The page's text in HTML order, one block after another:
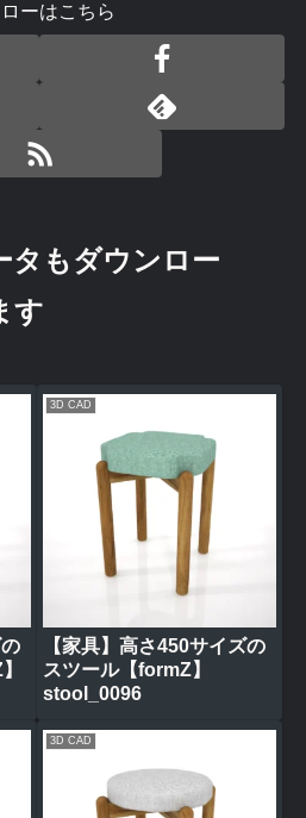
ーはこちら
タもダウンロー
す
3D CAD
【家具】高さ450サイズの
スツール【formZ】
stool_0096
3D CAD